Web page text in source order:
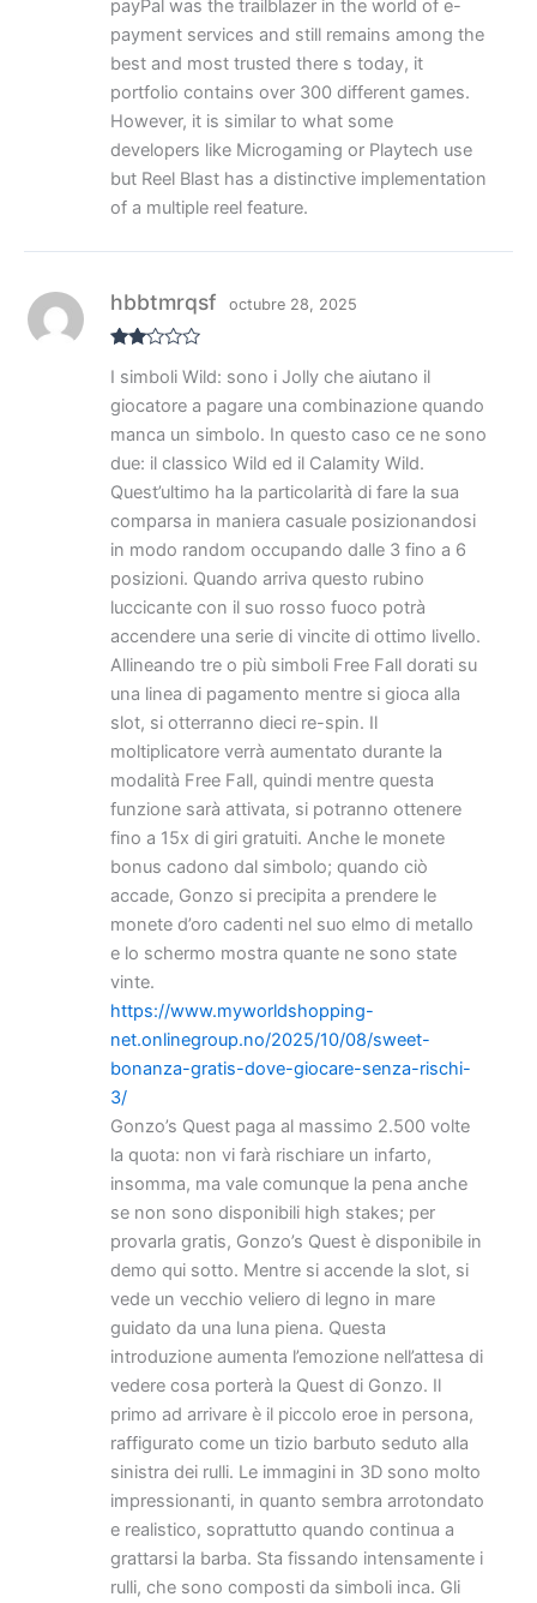
payPal was the trailblazer in the world of e-
payment services and still remains among the
best and most trusted there s today, it
portfolio contains over 300 different games.
However, it is similar to what some
developers like Microgaming or Playtech use
but Reel Blast has a distinctive implementation
of a multiple reel feature.
rado
con
2de
5
hbbtmrqsf octubre 28, 2025
I simboli Wild: sono i Jolly che aiutano il
giocatore a pagare una combinazione quando
manca un simbolo. In questo caso ce ne sono
due: il classico Wild ed il Calamity Wild.
Quest’ultimo ha la particolarità di fare la sua
comparsa in maniera casuale posizionandosi
in modo random occupando dalle 3 fino a 6
posizioni. Quando arriva questo rubino
luccicante con il suo rosso fuoco potrà
accendere una serie di vincite di ottimo livello.
Allineando tre o più simboli Free Fall dorati su
una linea di pagamento mentre si gioca alla
slot, si otterranno dieci re-spin. Il
moltiplicatore verrà aumentato durante la
modalità Free Fall, quindi mentre questa
funzione sarà attivata, si potranno ottenere
fino a 15x di giri gratuiti. Anche le monete
bonus cadono dal simbolo; quando ciò
accade, Gonzo si precipita a prendere le
monete d’oro cadenti nel suo elmo di metallo
e lo schermo mostra quante ne sono state
vinte.
https://www.myworldshopping-
net.onlinegroup.no/2025/10/08/sweet-
bonanza-gratis-dove-giocare-senza-rischi-
3/
Gonzo’s Quest paga al massimo 2.500 volte
la quota: non vi farà rischiare un infarto,
insomma, ma vale comunque la pena anche
se non sono disponibili high stakes; per
provarla gratis, Gonzo’s Quest è disponibile in
demo qui sotto. Mentre si accende la slot, si
vede un vecchio veliero di legno in mare
guidato da una luna piena. Questa
introduzione aumenta l’emozione nell’attesa di
vedere cosa porterà la Quest di Gonzo. Il
primo ad arrivare è il piccolo eroe in persona,
raffigurato come un tizio barbuto seduto alla
sinistra dei rulli. Le immagini in 3D sono molto
impressionanti, in quanto sembra arrotondato
e realistico, soprattutto quando continua a
grattarsi la barba. Sta fissando intensamente i
rulli, che sono composti da simboli inca. Gli